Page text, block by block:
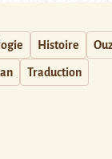
Histoire
Traduction